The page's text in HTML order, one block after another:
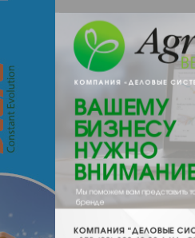
Контакты продавца
Оставьте
кнопки "Заказать" и
Вас подходящую
поставщика.